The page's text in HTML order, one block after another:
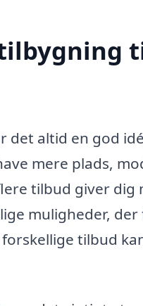
det altid en god
mere plads,
tilbud giver dig
muligheder, der
tilbud